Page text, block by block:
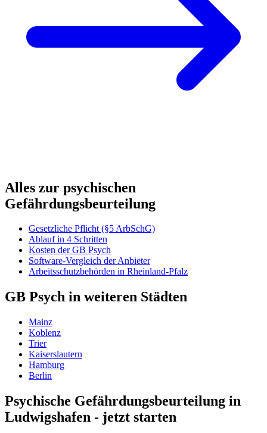
Alles zur psychischen
Gefährdungsbeurteilung
Gesetzliche Pflicht (§5 ArbSchG)
Ablauf in 4 Schritten
Kosten der GB Psych
Software-Vergleich der Anbieter
Arbeitsschutzbehörden in Rheinland-Pfalz
GB Psych in weiteren Städten
Mainz
Koblenz
Trier
Kaiserslautern
Hamburg
Berlin
Psychische Gefährdungsbeurteilung in
Ludwigshafen - jetzt starten